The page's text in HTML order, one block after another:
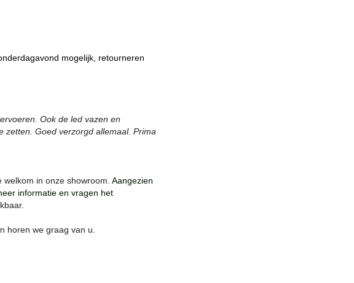
mogelijk, retourneren
Ook de led vazen en
zetten. Goed verzorgd allemaal. Prima
in onze showroom. Aangezien
informatie en vragen het
horen we graag van u.